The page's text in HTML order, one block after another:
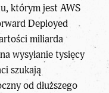
, którym jestAWS
Deployed
miliarda
wysyłanie tysięcy
szukają
od dłuższego